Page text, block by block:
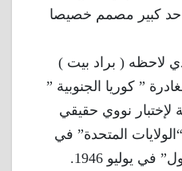
حد كبير مصمم خصيصا
لاحظه ( براد بيت )
” كوريا الجنوبية ”
نووي حقيقي
المتحدة” في
في يوليو 1946.